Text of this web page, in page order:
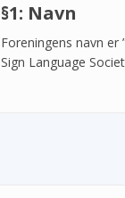
§1: Navn
Foreningens navn er
Sign Language